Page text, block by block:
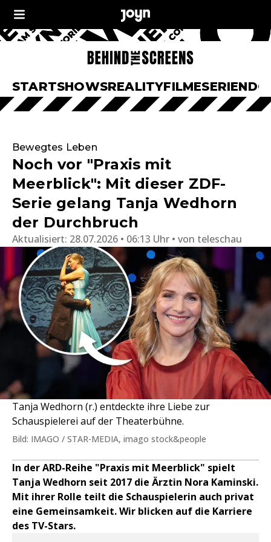
STARTSHOWSREALITYFILMESERIEN
Bewegtes Leben
Noch vor "Praxis mit
Meerblick": Mit dieser ZDF-
Serie gelang Tanja Wedhorn
der Durchbruch
Aktualisiert: 28.07.2026 • 06:13 Uhr von teleschau
Tanja Wedhorn (r.) entdeckte ihre Liebe zur
Schauspielerei auf der Theaterbühne.
Bild: IMAGO / STAR-MEDIA, imago stock&people
In der ARD-Reihe "Praxis mit Meerblick" spielt
Tanja Wedhorn seit 2017 die Ärztin Nora Kaminski.
Mit ihrer Rolle teilt die Schauspielerin auch privat
eine Gemeinsamkeit. Wir blicken auf die Karriere
des TV-Stars.